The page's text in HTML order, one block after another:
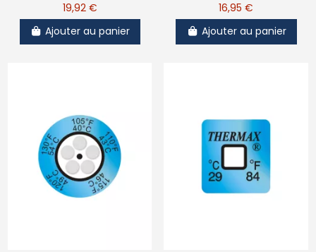
19,92 €
Ajouter au panier
16,95 €
Ajouter au panier